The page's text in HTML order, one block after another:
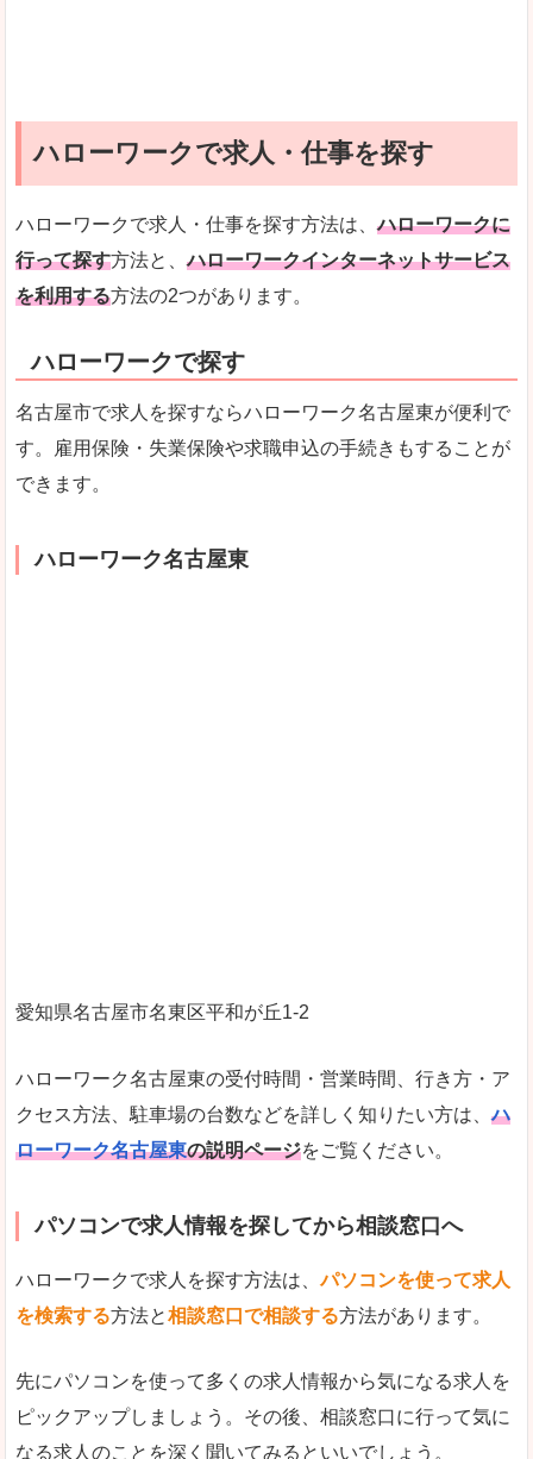
ハローワークで求人・仕事を探す
ハローワークで求人・仕事を探す方法は、ハローワークに
行って探す方法と、ハローワークインターネットサービス
を利用する方法の2つがあります。
ハローワークで探す
名古屋市で求人を探すならハローワーク名古屋東が便利で
す。雇用保険・失業保険や求職申込の手続きもすることが
できます。
ハローワーク名古屋東
愛知県名古屋市名東区平和が丘1-2
ハローワーク名古屋東の受付時間・営業時間、行き方・ア
クセス方法、駐車場の台数などを詳しく知りたい方は、ハ
ローワーク名古屋東の説明ページをご覧ください。
パソコンで求人情報を探してから相談窓口へ
ハローワークで求人を探す方法は、パソコンを使って求人
を検索する方法と相談窓口で相談する方法があります。
先にパソコンを使って多くの求人情報から気になる求人を
ピックアップしましょう。その後、相談窓口に行って気に
なる求人のことを深く聞いてみるといいでしょう。